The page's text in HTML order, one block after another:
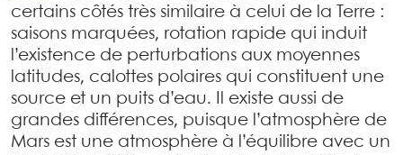
certains côtés très similaire à celui de la Terre :
saisons marquées, rotation rapide qui induit
l’existence de perturbations aux moyennes
latitudes, calottes polaires qui constituent une
source et un puits d’eau. Il existe aussi de
grandes différences, puisque l’atmosphère de
Mars est une atmosphère à l’équilibre avec un